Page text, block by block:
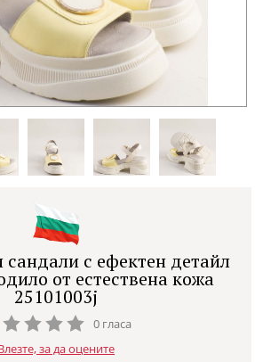
с ефектен детайл
от естествена кожа
25101003j
0 гласа
за да оцените